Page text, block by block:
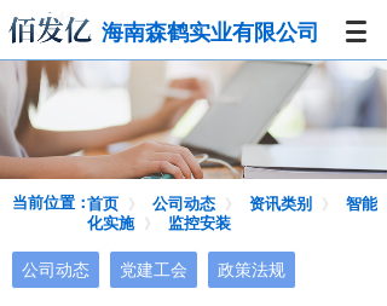
首页 》 公司动态 》 资讯类别 》
智能
化实施
》 监控安装
当前位置：
公司动态 党建工会 政策法规
海南森鹤实业有限公司